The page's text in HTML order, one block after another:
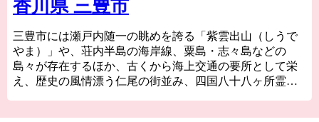
香川県 三豊市
三豊市には瀬戸内随一の眺めを誇る「紫雲出山（しうで
やま）」や、荘内半島の海岸線、粟島・志々島などの
島々が存在するほか、古くから海上交通の要所として栄
え、歴史の風情漂う仁尾の街並み、四国八十八ヶ所霊場